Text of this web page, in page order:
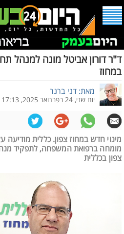
ד"ר דורון אביטל מונה למנהל
במחוז
מאת: דני ברנר
יום שני, 24 בפברואר 2025, 17:13
מינוי חדש במחוז צפון. כללית מודיעה
מומחה ברפואת המשפחה, לתפקיד
צפון בכללית